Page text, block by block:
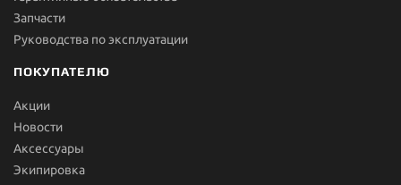
Запчасти
Руководства по эксплуатации
ПОКУПАТЕЛЮ
Акции
Новости
Aксессуары
Экипировка